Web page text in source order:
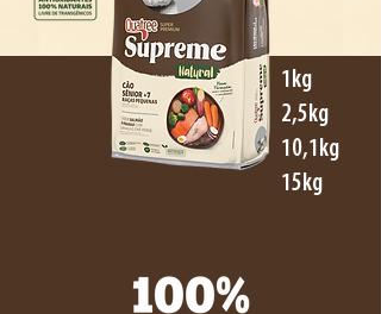
1kg
15kg
2,5kg
10,1kg